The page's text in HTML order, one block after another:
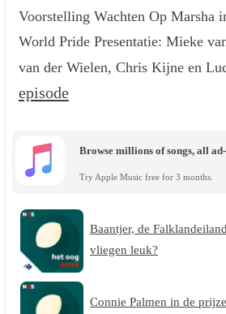
Voorstelling Wachten Op Marsha
World Pride Presentatie: Mieke
van der Wielen, Chris Kijne en
episode
Browse millions of songs, all
Try Apple Music free for 3 months.
Baantjer, de
vliegen leuk?
Connie Palmen in de